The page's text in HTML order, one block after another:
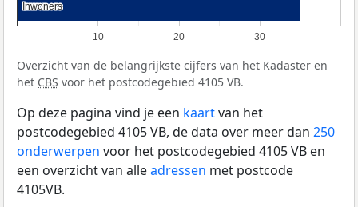
10 20 30
Inwoners
Inwoners
Overzicht van de belangrijkste cijfers van het Kadaster en
het CBS voor het postcodegebied 4105 VB.
Op deze pagina vind je een kaartvan het
postcodegebied 4105 VB, de data over meer dan 250
onderwerpen voor het postcodegebied 4105 VB en
een overzicht van alleadressen met postcode
4105VB.